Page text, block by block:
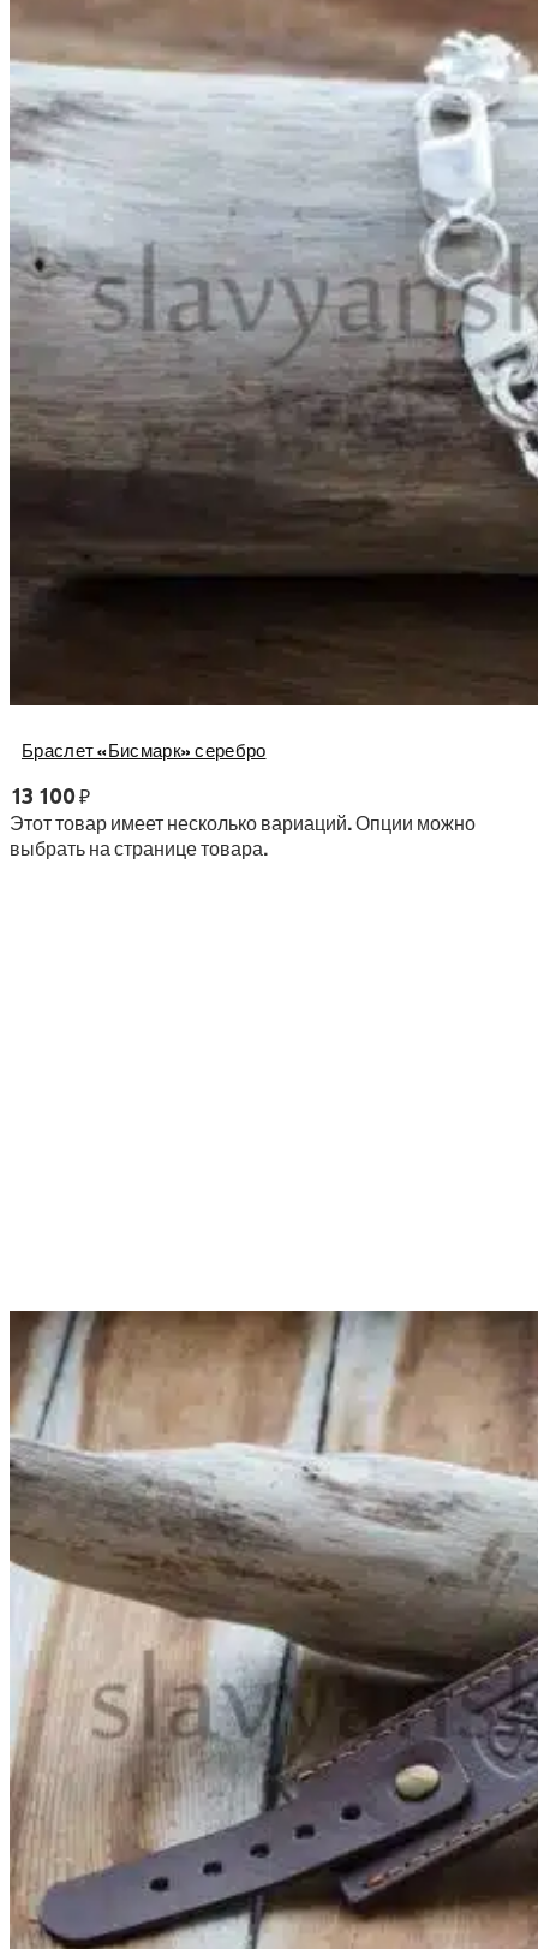
Браслет «Бисмарк» серебро
13 100₽
Этот товар имеет несколько вариаций. Опции можно
выбрать на странице товара.